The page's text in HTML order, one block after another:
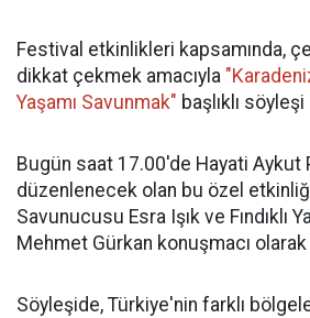
Festival etkinlikleri kapsamında,
dikkat çekmek amacıyla
Yaşamı Savunmak" başlıklı
Bugün saat 17.00'de Hayati Aykut
düzenlenecek olan bu özel
Savunucusu Esra Işık ve Fındıklı
Mehmet Gürkan konuşmacı olarak
Söyleşide, Türkiye'nin farklı